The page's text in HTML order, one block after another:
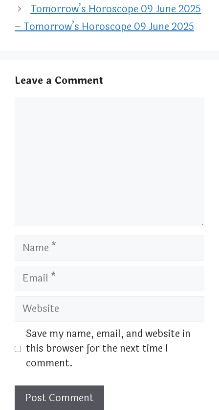
Tomorrow’s Horoscope 09 June 2025
– Tomorrow’s Horoscope 09 June 2025
Leave a Comment
Name
Email
Website
Save my name, email, and website in
this browser for the next time I
comment.